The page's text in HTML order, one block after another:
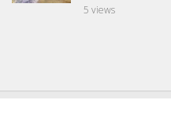
5 views